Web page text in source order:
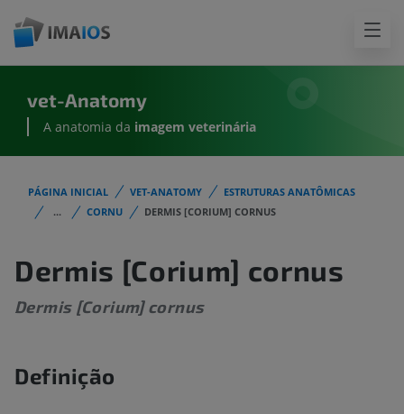
vet-Anatomy
A anatomia da imagem veterinária
PÁGINA INICIAL VET-ANATOMY
ESTRUTURAS ANATÔMICAS
...
CORNU DERMIS [CORIUM] CORNUS
Dermis [Corium] cornus
Dermis [Corium] cornus
Definição